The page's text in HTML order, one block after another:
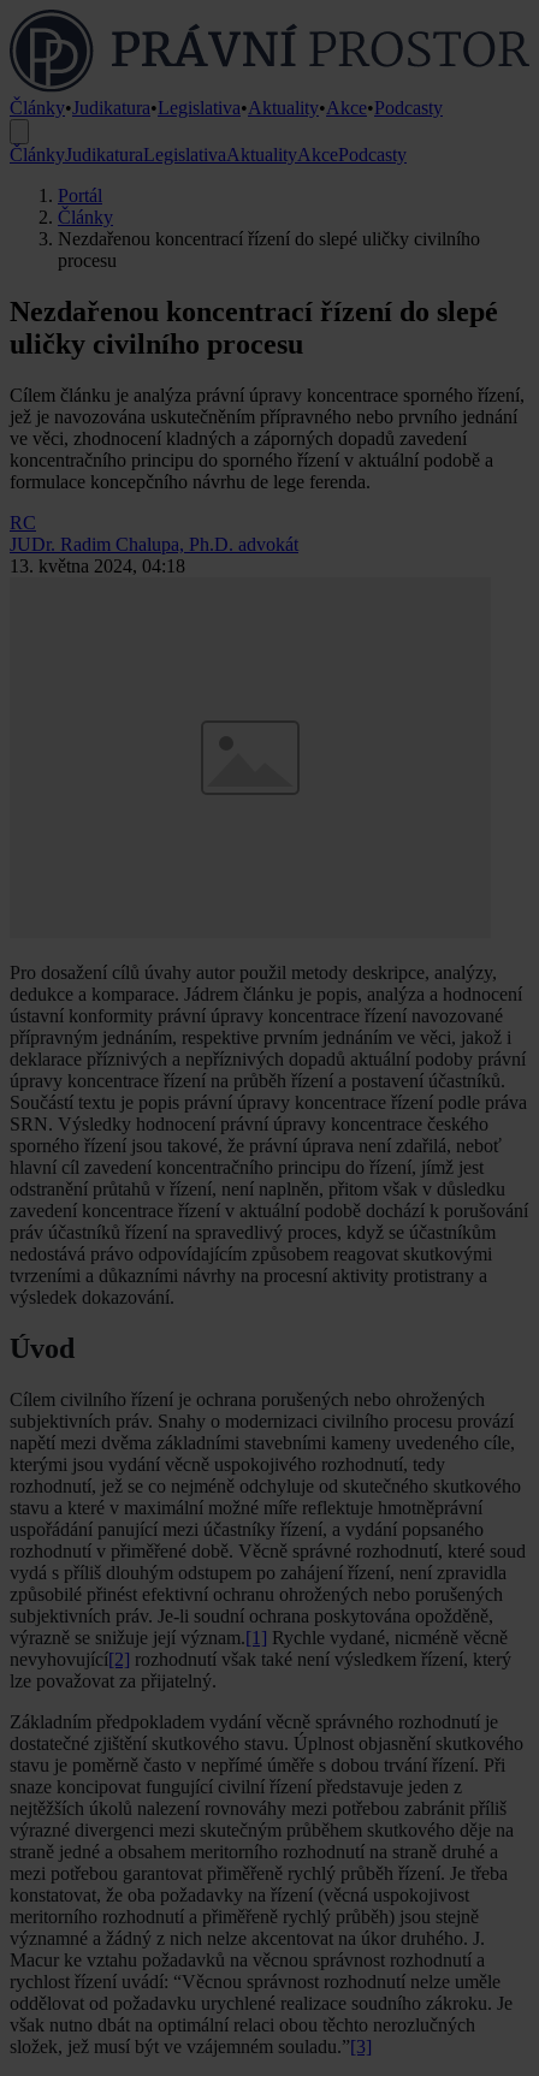
Články•Judikatura•Legislativa•Aktuality•Akce•Podcasty
ČlánkyJudikaturaLegislativaAktualityAkcePodcasty
Portál
Články
Nezdařenou koncentrací řízení do slepé uličky civilního
procesu
Nezdařenou koncentrací řízení do slepé
uličky civilního procesu
Cílem článku je analýza právní úpravy koncentrace sporného řízení,
jež je navozována uskutečněním přípravného nebo prvního jednání
ve věci, zhodnocení kladných a záporných dopadů zavedení
koncentračního principu do sporného řízení v aktuální podobě a
formulace koncepčního návrhu de lege ferenda.
RC
JUDr. Radim Chalupa, Ph.D. advokát
13. května 2024, 04:18
Pro dosažení cílů úvahy autor použil metody deskripce, analýzy,
dedukce a komparace. Jádrem článku je popis, analýza a hodnocení
ústavní konformity právní úpravy koncentrace řízení navozované
přípravným jednáním, respektive prvním jednáním ve věci, jakož i
deklarace příznivých a nepříznivých dopadů aktuální podoby právní
úpravy koncentrace řízení na průběh řízení a postavení účastníků.
Součástí textu je popis právní úpravy koncentrace řízení podle práva
SRN. Výsledky hodnocení právní úpravy koncentrace českého
sporného řízení jsou takové, že právní úprava není zdařilá, neboť
hlavní cíl zavedení koncentračního principu do řízení, jímž jest
odstranění průtahů v řízení, není naplněn, přitom však v důsledku
zavedení koncentrace řízení v aktuální podobě dochází k porušování
práv účastníků řízení na spravedlivý proces, když se účastníkům
nedostává právo odpovídajícím způsobem reagovat skutkovými
tvrzeními a důkazními návrhy na procesní aktivity protistrany a
výsledek dokazování.
Úvod
Cílem civilního řízení je ochrana porušených nebo ohrožených
subjektivních práv. Snahy o modernizaci civilního procesu provází
napětí mezi dvěma základními stavebními kameny uvedeného cíle,
kterými jsou vydání věcně uspokojivého rozhodnutí, tedy
rozhodnutí, jež se co nejméně odchyluje od skutečného skutkového
stavu a které v maximální možné míře reflektuje hmotněprávní
uspořádání panující mezi účastníky řízení, a vydání popsaného
rozhodnutí v přiměřené době. Věcně správné rozhodnutí, které soud
vydá s příliš dlouhým odstupem po zahájení řízení, není zpravidla
způsobilé přinést efektivní ochranu ohrožených nebo porušených
subjektivních práv. Je-li soudní ochrana poskytována opožděně,
výrazně se snižuje její význam.[1] Rychle vydané, nicméně věcně
nevyhovující[2] rozhodnutí však také není výsledkem řízení, který
lze považovat za přijatelný.
Základním předpokladem vydání věcně správného rozhodnutí je
dostatečné zjištění skutkového stavu. Úplnost objasnění skutkového
stavu je poměrně často v nepřímé úměře s dobou trvání řízení. Při
snaze koncipovat fungující civilní řízení představuje jeden z
nejtěžších úkolů nalezení rovnováhy mezi potřebou zabránit příliš
výrazné divergenci mezi skutečným průběhem skutkového děje na
straně jedné a obsahem meritorního rozhodnutí na straně druhé a
mezi potřebou garantovat přiměřeně rychlý průběh řízení. Je třeba
konstatovat, že oba požadavky na řízení (věcná uspokojivost
meritorního rozhodnutí a přiměřeně rychlý průběh) jsou stejně
významné a žádný z nich nelze akcentovat na úkor druhého. J.
Macur ke vztahu požadavků na věcnou správnost rozhodnutí a
rychlost řízení uvádí: “Věcnou správnost rozhodnutí nelze uměle
oddělovat od požadavku urychlené realizace soudního zákroku. Je
však nutno dbát na optimální relaci obou těchto nerozlučných
složek, jež musí být ve vzájemném souladu.”[3]